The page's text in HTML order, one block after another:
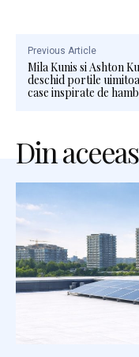
Previous Article
Mila Kunis si Ashton
deschid portile
case inspirate de
Din